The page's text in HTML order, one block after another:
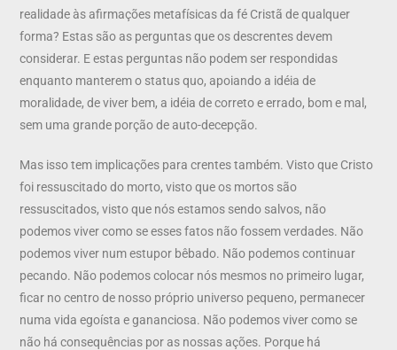
realidade às afirmações metafísicas da fé Cristã de qualquer
forma? Estas são as perguntas que os descrentes devem
considerar. E estas perguntas não podem ser respondidas
enquanto manterem o status quo, apoiando a idéia de
moralidade, de viver bem, a idéia de correto e errado, bom e mal,
sem uma grande porção de auto-decepção.
Mas isso tem implicações para crentes também. Visto que Cristo
foi ressuscitado do morto, visto que os mortos são
ressuscitados, visto que nós estamos sendo salvos, não
podemos viver como se esses fatos não fossem verdades. Não
podemos viver num estupor bêbado. Não podemos continuar
pecando. Não podemos colocar nós mesmos no primeiro lugar,
ficar no centro de nosso próprio universo pequeno, permanecer
numa vida egoísta e gananciosa. Não podemos viver como se
não há consequências por as nossas ações. Porque há